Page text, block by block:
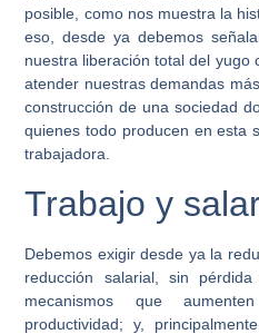
posible, como nos muestra la
eso, desde ya debemos
nuestra liberación total del yugo
atender nuestras demandas
construcción de una sociedad
quienes todo producen en esta
trabajadora.
Trabajo y
Debemos exigir desde ya la
reducción salarial, sin
mecanismos que
productividad; y,